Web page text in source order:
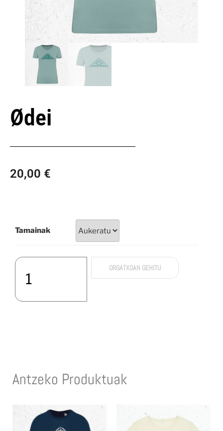
Ødei
20,00 €
Tamainak
ORGATXOAN GEHITU
Antzeko Produktuak